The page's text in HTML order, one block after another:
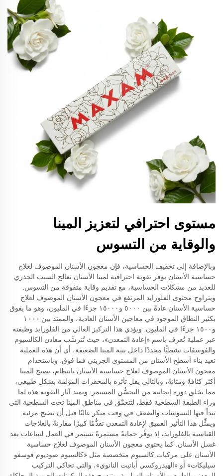
مستوى احترافي لتعزيز المينا
والوقاية من التسوس
وبالإضافة إلى تخفيف الحساسية، فإن معجون الأسنان الموصوف لعلاج
حساسية الأسنان يوفر تقوية احترافية لمينا الأسنان تعالج السبب الجذري
للعديد من مشكلات الحساسية، مع تقديم وقاية متفوقة من التسوس.
ويتراوح محتوى الفلورايد المرتفع في معجون الأسنان الموصوف لعلاج
حساسية الأسنان عادةً بين ٥٠٠٠ و١٥٠٠٠ جزءًا في المليون، وهو ما يفوق
بكثير النطاق الموجود في معاجين الأسنان العادية، والممتد بين ١٠٠٠
و١٥٠٠ جزءًا في المليون. ويؤدي هذا التركيز العالي من الفلورايد وظيفته
عبر عملية تُعرف باسم «إعادة التمعدن»، حيث تُترسَّب معادن الكالسيوم
والفوسفات نشطيًّا مجددًا داخل بنية المينا الضعيفة، أي أن هذه العملية
تعيد بناء أسطح الأسنان من المستوى الجزيئي فما فوق. وباستخدام
معجون الأسنان الموصوف لعلاج حساسية الأسنان بانتظام، يصبح المينا
أكثر كثافةً ومتانةً، وبالتالي يقل تأثره بالمحفزات المؤلمة بشكل طبيعي،
مما يخلق دورة إيجابية من التحسُّن المستمر. وتمتد آثار التقوية هذه لما
وراء الطبقة السطحية فقط، لتتعمَّق في مناطق المينا تحت السطحية التي
تبدأ فيها التسوسات والضعف في وقت مبكر غالبًا قبل أن تصبح مرئية.
ويمثِّل هذا التأثير العميق لإعادة التمعدن تقدُّمًا كبيرًا مقارنةً بالعلاجات
القياسية بالفلورايد، إذ يوفِّر حمايةً مستمرةً تستمر في العمل لساعات بعد
غسل الأسنان. كما يحتوي معجون الأسنان الموصوف لعلاج حساسية
الأسنان على مركبات كالسيوم متخصصة مثل «كالسيوم صوديوم فوسفو
سيليكات» أو «الهيدروكسي أباتيت النانوي»، والتي تحاكي التركيب